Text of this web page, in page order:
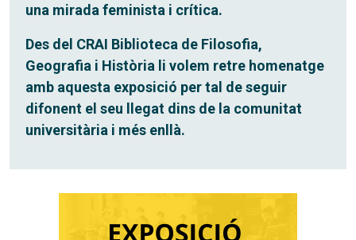
una mirada feminista i crítica.
Des del CRAI Biblioteca de Filosofia,
Geografia i Història li volem retre homenatge
amb aquesta exposició per tal de seguir
difonent el seu llegat dins de la comunitat
universitària i més enllà.